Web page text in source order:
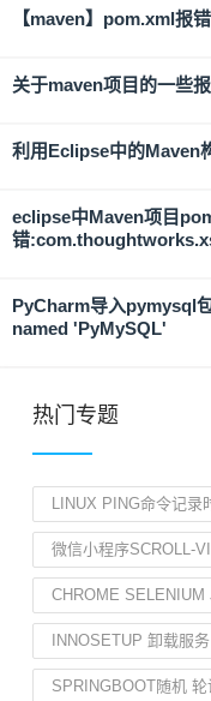
【maven】pom.xml报
关于maven项目的一些
利用Eclipse中的Maven
eclipse中Maven项目
错
PyCharm导入pymysql
named 'PyMySQL'
热门专题
LINUX PING命令记录
微信小程序SCROLL-
CHROME SELENIUM
INNOSETUP 卸载服务
SPRINGBOOT随机